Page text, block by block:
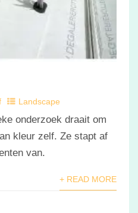
Landscape
onderzoek draait om
kleur zelf. Ze stapt af
van.
+ READ MORE